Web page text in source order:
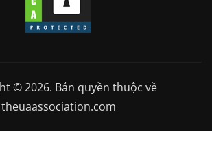
© 2026. Bản quyền thuộc về
theuaassociation.com